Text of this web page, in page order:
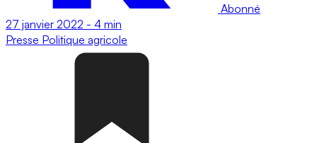
Abonné
27 janvier 2022 - 4 min
Presse Politique agricole